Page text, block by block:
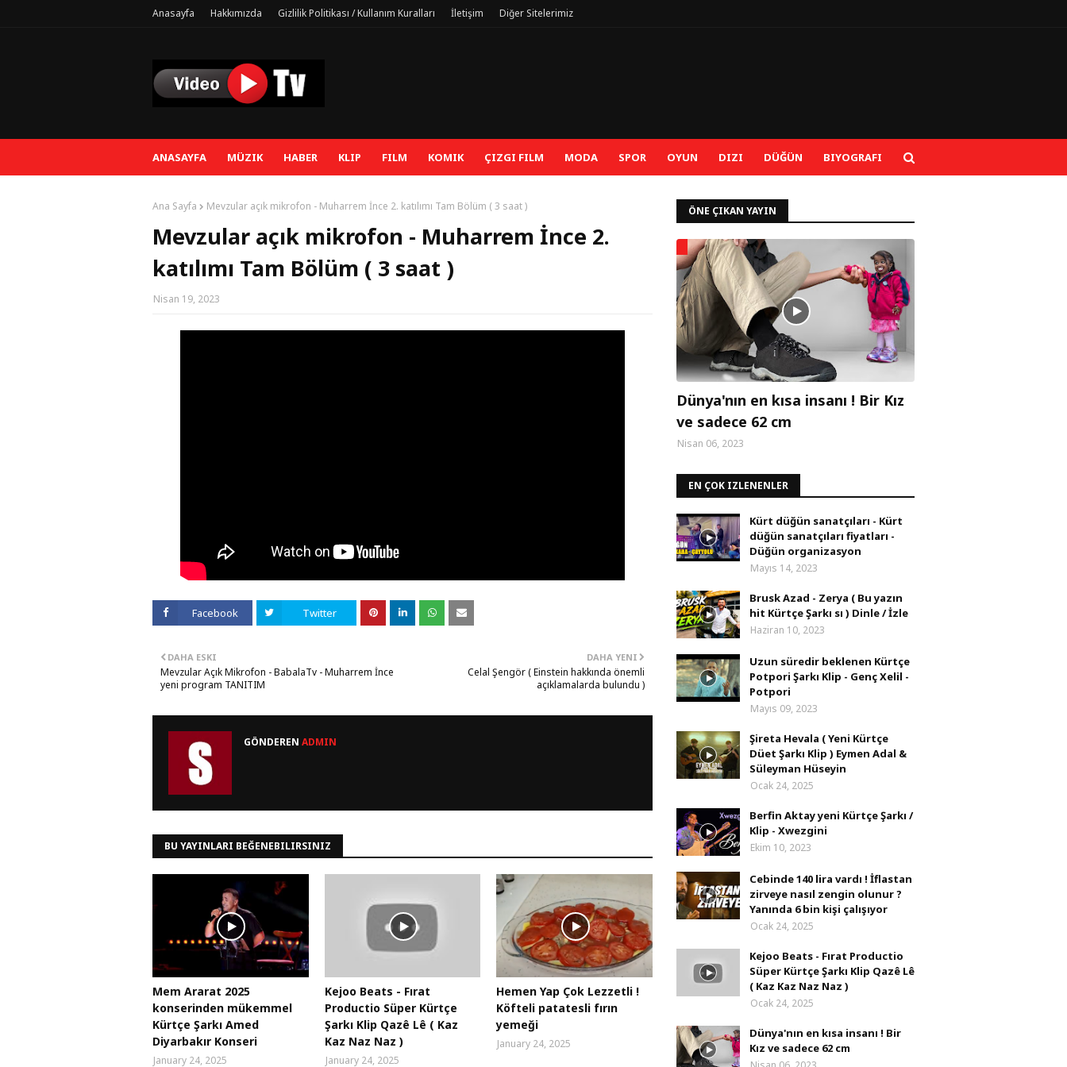
Anasayfa Hakkımızda Gizlilik Politikası / Kullanım Kuralları İletişim Diğer Sitelerimiz
ANASAYFA MÜZIK HABER KLIP FILM KOMIK ÇIZGI FILM MODA SPOR OYUN DIZI DÜĞÜN BIYOGRAFI
Ana Sayfa Mevzular açık mikrofon - Muharrem İnce 2. katılımı Tam Bölüm ( 3 saat )
Mevzular açık mikrofon - Muharrem İnce 2.
katılımı Tam Bölüm ( 3 saat )
Nisan 19, 2023
Facebook Twitter
DAHA YENI
Celal Şengör ( Einstein hakkında önemli
açıklamalarda bulundu )
DAHA ESKI
Mevzular Açık Mikrofon - BabalaTv - Muharrem İnce
yeni program TANITIM
GÖNDEREN ADMIN
BU YAYINLARI BEĞENEBILIRSINIZ
Mem Ararat 2025
konserinden mükemmel
Kürtçe Şarkı Amed
Diyarbakır Konseri
January 24, 2025
Kejoo Beats - Fırat
Productio Süper Kürtçe
Şarkı Klip Qazê Lê ( Kaz
Kaz Naz Naz )
January 24, 2025
Hemen Yap Çok Lezzetli !
Köfteli patatesli fırın
yemeği
January 24, 2025
ÖNE ÇIKAN YAYIN
Dünya'nın en kısa insanı ! Bir Kız
ve sadece 62 cm
Nisan 06, 2023
EN ÇOK IZLENENLER
Kürt düğün sanatçıları - Kürt
düğün sanatçıları fiyatları -
Düğün organizasyon
Mayıs 14, 2023
Brusk Azad - Zerya ( Bu yazın
hit Kürtçe Şarkı sı ) Dinle / İzle
Haziran 10, 2023
Uzun süredir beklenen Kürtçe
Potpori Şarkı Klip - Genç Xelil -
Potpori
Mayıs 09, 2023
Şireta Hevala ( Yeni Kürtçe
Düet Şarkı Klip ) Eymen Adal &
Süleyman Hüseyin
Ocak 24, 2025
Berfin Aktay yeni Kürtçe Şarkı /
Klip - Xwezgini
Ekim 10, 2023
Cebinde 140 lira vardı ! İflastan
zirveye nasıl zengin olunur ?
Yanında 6 bin kişi çalışıyor
Ocak 24, 2025
Kejoo Beats - Fırat Productio
Süper Kürtçe Şarkı Klip Qazê Lê
( Kaz Kaz Naz Naz )
Ocak 24, 2025
Dünya'nın en kısa insanı ! Bir
Kız ve sadece 62 cm